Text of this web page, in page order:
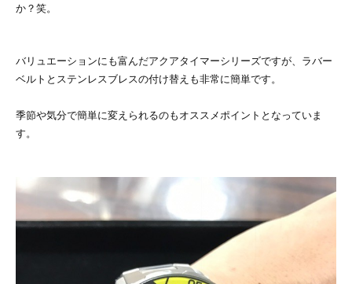
か？笑。
バリュエーションにも富んだアクアタイマーシリーズですが、ラバー
ベルトとステンレスブレスの付け替えも非常に簡単です。
季節や気分で簡単に変えられるのもオススメポイントとなっていま
す。